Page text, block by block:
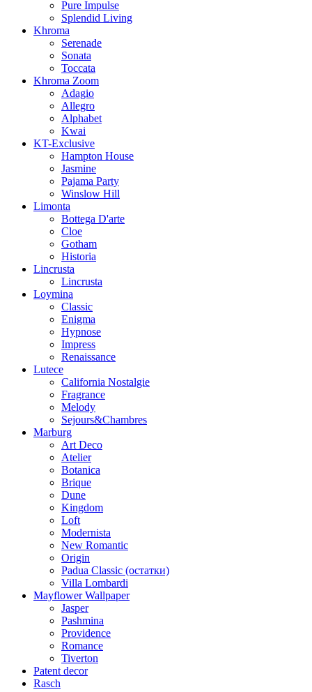
Pure Impulse
Splendid Living
Khroma
Serenade
Sonata
Toccata
Khroma Zoom
Adagio
Allegro
Alphabet
Kwai
KT-Exclusive
Hampton House
Jasmine
Pajama Party
Winslow Hill
Limonta
Bottega D'arte
Cloe
Gotham
Historia
Lincrusta
Lincrusta
Loymina
Classic
Enigma
Hypnose
Impress
Renaissance
Lutece
California Nostalgie
Fragrance
Melody
Sejours&Chambres
Marburg
Art Deco
Atelier
Botanica
Brique
Dune
Kingdom
Loft
Modernista
New Romantic
Origin
Padua Classic (остатки)
Villa Lombardi
Mayflower Wallpaper
Jasper
Pashmina
Providence
Romance
Tiverton
Patent decor
Rasch